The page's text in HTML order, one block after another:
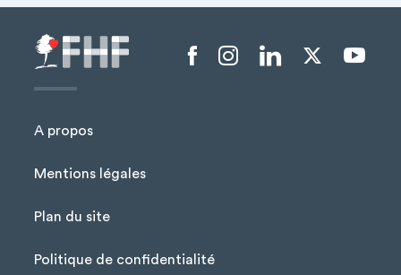
Menu Pied de page
A propos
Mentions légales
Plan du site
Politique de confidentialité
Menu liens sociaux